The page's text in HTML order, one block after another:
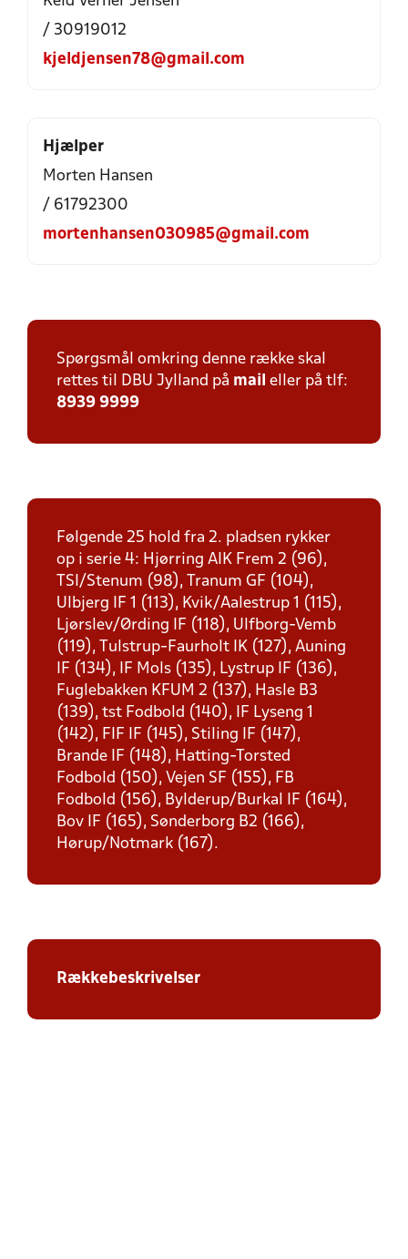
/ 30919012
kjeldjensen78@gmail.com
Hjælper
Morten Hansen
/ 61792300
mortenhansen030985@gmail.com
Spørgsmål omkring denne række skal
rettes til DBU Jylland på mail eller på tlf:
8939 9999
Følgende 25 hold fra 2. pladsen rykker
op i serie 4: Hjørring AIK Frem 2 (96),
TSI/Stenum (98), Tranum GF (104),
Ulbjerg IF 1 (113), Kvik/Aalestrup 1 (115),
Ljørslev/Ørding IF (118), Ulfborg-Vemb
(119), Tulstrup-Faurholt IK (127), Auning
IF (134), IF Mols (135), Lystrup IF (136),
Fuglebakken KFUM 2 (137), Hasle B3
(139), tst Fodbold (140), IF Lyseng 1
(142), FIF IF (145), Stiling IF (147),
Brande IF (148), Hatting-Torsted
Fodbold (150), Vejen SF (155), FB
Fodbold (156), Bylderup/Burkal IF (164),
Bov IF (165), Sønderborg B2 (166),
Hørup/Notmark (167).
Rækkebeskrivelser